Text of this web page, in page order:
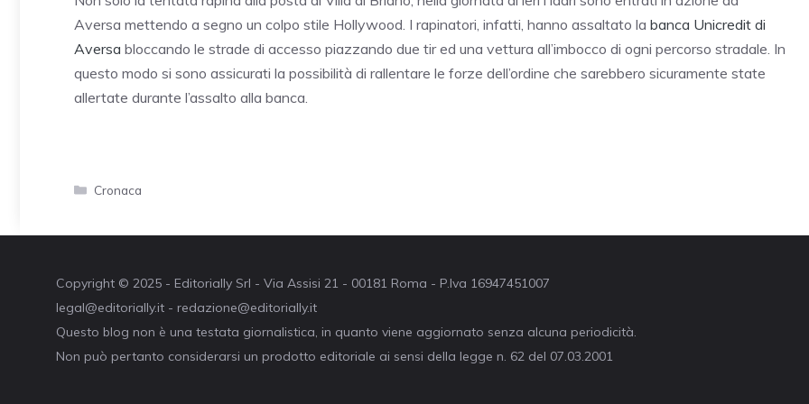
Aversa mettendo a segno un colpo stile Hollywood. I rapinatori, infatti, hanno assaltato la banca Unicredit di
Aversa bloccando le strade di accesso piazzando due tir ed una vettura all’imbocco di ogni percorso stradale. In
questo modo si sono assicurati la possibilità di rallentare le forze dell’ordine che sarebbero sicuramente state
allertate durante l’assalto alla banca.
Categorie
Cronaca
Copyright © 2025 - Editorially Srl - Via Assisi 21 - 00181 Roma - P.Iva 16947451007
legal@editorially.it - redazione@editorially.it
Questo blog non è una testata giornalistica, in quanto viene aggiornato senza alcuna periodicità.
Non può pertanto considerarsi un prodotto editoriale ai sensi della legge n. 62 del 07.03.2001